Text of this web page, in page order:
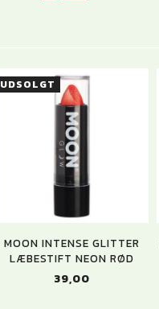
UDSOLGT
MOON INTENSE GLITTER
LÆBESTIFT NEON RØD
39,00